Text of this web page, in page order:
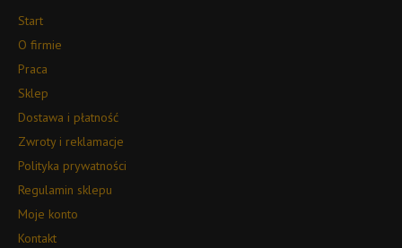
Start
O firmie
Praca
Sklep
Dostawa i płatność
Zwroty i reklamacje
Polityka prywatności
Regulamin sklepu
Moje konto
Kontakt